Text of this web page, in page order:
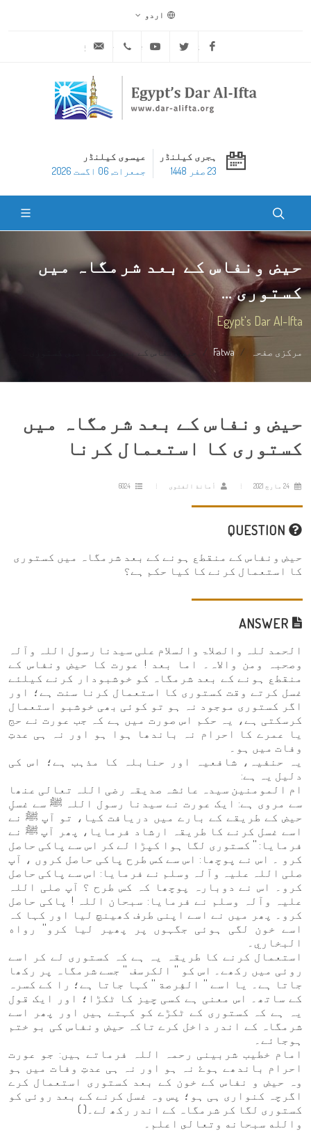
اردو
Facebook
Twitter
Youtube
ہجری کیلنڈر
23 صفر 1448
عیسوی کیلنڈر
جمعرات, 06 اگست 2026
حیض ونفاس کے بعد شرمگاہ میں
کستوری ...
Egypt's Dar Al-Ifta
مرکزی صفحہ Fatwa حیض ونفاس کے بعد شرمگاہ میں کستوری ...
حیض ونفاس کے بعد شرمگاہ میں
کستوری کا استعمال کرنا
أمانة الفتوى
حیض ونفاس کے منقطع ہونے کے بعد شرمگاہ میں کستوری
کا استعمال کرنے کا کیا حکم ہے؟
الحمد للہ والصلاۃ والسلام علی سیدنا رسول اللہ وآلہ
وصحبہ ومن والاہ۔ اما بعد ! عورت کا حیض ونفاس کے
منقطع ہونے کے بعد شرمگاہ کو خوشبودار کرنے کیلئے
غسل کرتے وقت کستوری کا استعمال کرنا سنت ہے؛ اور
اگر کستوری موجود نہ ہو تو کوئی بھی خوشبو استعمال
کرسکتی ہے، یہ حکم اس صورت میں ہے کہ جب عورت نے حج
یا عمرے کا احرام نہ باندھا ہوا ہو اور نہ ہی عدتِ
وفات میں ہو۔
یہ حنفیہ، شافعیہ اور حنابلہ کا مذہب ہے؛ اس کی
دلیل یہ ہے:
ام المومنین سیدہ عائشہ صدیقہ رضی اللہ تعالی عنھا
سے مروی ہے: ایک عورت نے سیدنا رسول اللہ ﷺ سے غسلِ
حیض کے طریقے کے بارے میں دریافت کیا، تو آپ ﷺ نے
اسے غسل کرنے کا طریقہ ارشاد فرمایا، پھر آپ ﷺ نے
فرمایا: '' کستوری لگا ہوا کپڑا لے کر اس سے پاکی حاصل
کرو ۔ اس نے پوچھا: اس سے کس طرح پاکی حاصل کروں ، آپ
صلی اللہ علیہ وآلہ وسلم نے فرمایا: اس سے پاکی حاصل
کرو۔ اس نے دوبارہ پوچھا کہ کس طرح ؟ آپ صلی اللہ
علیہ وآلہ وسلم نے فرمایا: سبحان اللہ ! پاکی حاصل
کرو۔ پھر میں نے اسے اپنی طرف کھینچ لیا اور کہا کہ
اسے خون لگی ہوئی جگہوں پر پھیر لیا کرو'' رواه
البخاري۔
استعمال کرنے کا طریقہ یہ ہے کہ کستوری لے کر اسے
روئی میں رکھے۔ اس کو '' الكرسف '' جسے شرمگاہ پر رکھا
جاتا ہے۔ یا اسے '' الفِرصة '' کہا جاتا ہے؛ را کے کسرہ
کے ساتھ۔ اس معنی ہے کسی چیز کا ٹکڑا؛ اور ایک قول
یہ ہے کہ کستوری کے ٹکڑے کو کہتے ہیں اور پھر اسے
شرمگاہ کے اندر داخل کرے تاکہ حیض ونفاس کی بو ختم
ہوجائے۔
امام خطیب شربینی رحمہ اللہ فرماتے ہیں: جو عورت
احرام باندھے ہوۓ نہ ہو اور نہ ہی عدتِ وفات میں ہو
وہ حیض و نفاس کے خون کے بعد کستوری استعمال کرے
اگرچہ کنواری ہی ہو؛ پس وہ غسل کرنے کے بعد روئی کو
کستوری لگا کر شرمگاہ کے اندر رکھ لے۔( )
والله سبحانه وتعالى اعلم۔